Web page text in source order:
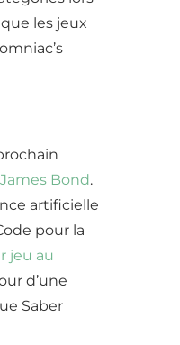
les jeux
Bond.
artificielle
pour la
jeu au
d’une
Saber